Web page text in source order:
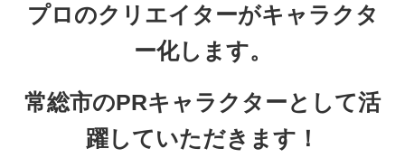
プロのクリエイターがキャラクタ
ー化します。
常総市のPRキャラクターとして活
躍していただきます！